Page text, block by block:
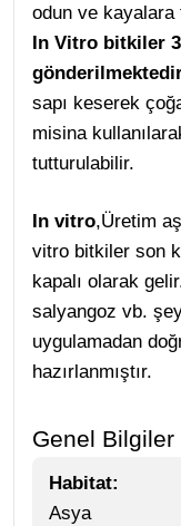
odun ve kayalara
In Vitro bitkiler
sapı keserek
misina
tutturulabilir.
In vitro,Üretim
vitro bitkiler son
kapalı olarak
salyangoz vb.
uygulamadan
hazırlanmıştır.
Genel Bilgiler
Habitat:
Asya